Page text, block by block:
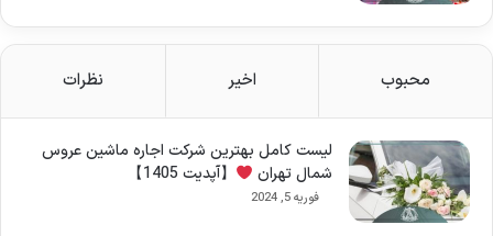
محبوب اخیر نظرات
لیست کامل بهترین شرکت اجاره ماشین عروس
شمال تهران
【آپدیت 1405】
فوریه 5, 2024